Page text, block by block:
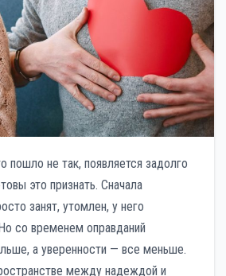
пошло не так, появляется задолго
это признать. Сначала
занят, утомлен, у него
со временем оправданий
а уверенности — все меньше.
между надеждой и